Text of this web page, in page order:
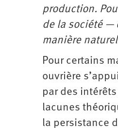
production.
de la société —
manière
Pour certains
ouvrière
par des
lacunes
la persistance